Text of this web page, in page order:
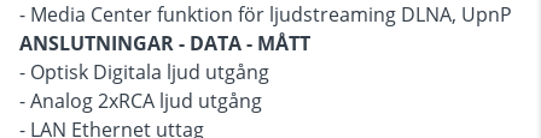
- Media Center funktion för ljudstreaming DLNA, UpnP
ANSLUTNINGAR - DATA - MÅTT
- Optisk Digitala ljud utgång
- Analog 2xRCA ljud utgång
- LAN Ethernet uttag